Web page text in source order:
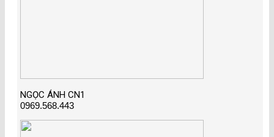
NGỌC ÁNH CN1
0969.568.443